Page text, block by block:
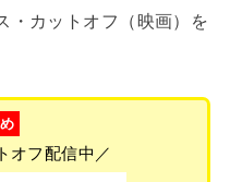
・カットオフ（映画）を
オフ配信中／